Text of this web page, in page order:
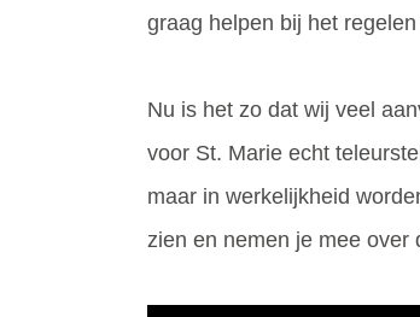
graag helpen bij het
Nu is het zo dat wij veel
voor St. Marie echt
maar in werkelijkheid
zien en nemen je mee over